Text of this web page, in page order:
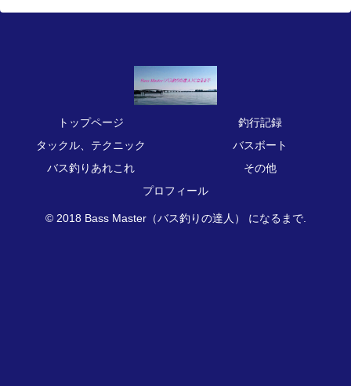
トップページ
釣行記録
タックル、テクニック
バスボート
バス釣りあれこれ
その他
プロフィール
© 2018 Bass Master（バス釣りの達人） になるまで.